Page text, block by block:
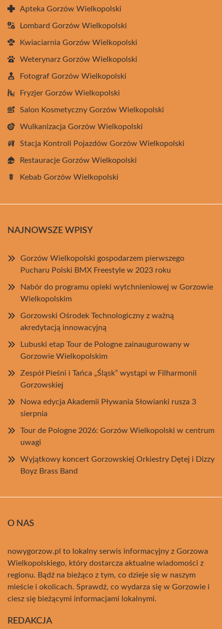
Apteka Gorzów Wielkopolski
Lombard Gorzów Wielkopolski
Kwiaciarnia Gorzów Wielkopolski
Weterynarz Gorzów Wielkopolski
Fotograf Gorzów Wielkopolski
Fryzjer Gorzów Wielkopolski
Salon Kosmetyczny Gorzów Wielkopolski
Wulkanizacja Gorzów Wielkopolski
Stacja Kontroli Pojazdów Gorzów Wielkopolski
Restauracje Gorzów Wielkopolski
Kebab Gorzów Wielkopolski
NAJNOWSZE WPISY
Gorzów Wielkopolski gospodarzem pierwszego
Pucharu Polski BMX Freestyle w 2023 roku
Nabór do programu opieki wytchnieniowej w Gorzowie
Wielkopolskim
Gorzowski Ośrodek Technologiczny z ważną
akredytacją innowacyjną
Lubuski etap Tour de Pologne zainaugurowany w
Gorzowie Wielkopolskim
Zespół Pieśni i Tańca „Śląsk” wystąpi w Filharmonii
Gorzowskiej
Nowa edycja Akademii Pływania Słowianki rusza 3
sierpnia
Tour de Pologne 2026: Gorzów Wielkopolski w centrum
uwagi
Wyjątkowy koncert Gorzowskiej Orkiestry Dętej i Dizzy
Boyz Brass Band
O NAS
nowygorzow.pl to lokalny serwis informacyjny z Gorzowa
Wielkopolskiego, który dostarcza aktualne wiadomości z
regionu. Bądź na bieżąco z tym, co dzieje się w naszym
mieście i okolicach. Sprawdź, co wydarza się w Gorzowie i
ciesz się bieżącymi informacjami lokalnymi.
REDAKCJA